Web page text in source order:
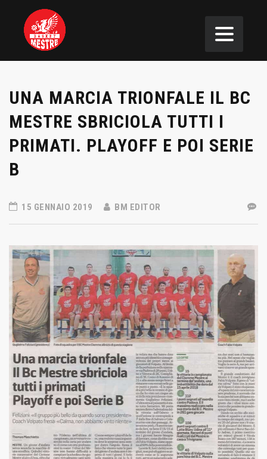
UNA MARCIA TRIONFALE IL BC
MESTRE SBRICIOLA TUTTI I
PRIMATI. PLAYOFF E POI SERIE
B
15 GENNAIO 2019 BM EDITOR